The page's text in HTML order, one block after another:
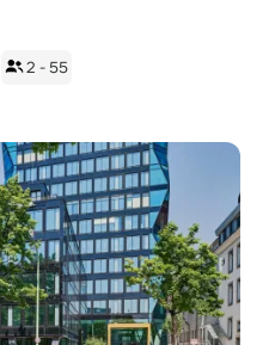
2 - 55